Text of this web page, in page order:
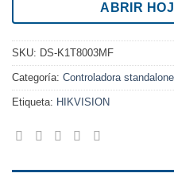
ABRIR
SKU: DS-K1T8003MF
Categoría: Controladora standalone
Etiqueta: HIKVISION